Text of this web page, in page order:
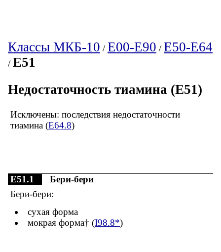
Классы МКБ-10 /E00-E90 /E50-E64
/E51
Недостаточность тиамина (E51)
Исключены: последствия недостаточности
тиамина (E64.8)
E51.1
Бери-бери
Бери-бери:
сухая форма
мокрая форма† (I98.8*)